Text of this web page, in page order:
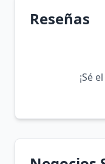
Reseñas
¡Sé